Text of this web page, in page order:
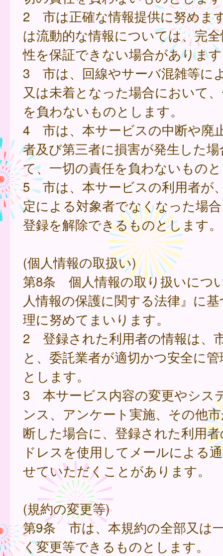
2 市は正確な情報提供に努めま
は流動的な情報については、完
性を保証できない場合がありま
3 市は、回線やサーバ混雑等に
又は未着となった場合において
を負わないものとします。
4 市は、本サービスの中断や廃
者及び第三者に損害が発生した
て、一切の責任を負わないもの
5 市は、本サービスの利用者が
定による対象者でなくなった場
登録を解除できるものとします。
(個人情報の取扱い)
第8条 個人情報の取り扱いにつ
人情報の保護に関する法律』に
理に努めてまいります。
2 登録された利用者の情報は、
と、委託業者が適切かつ安全に
とします。
3 本サービス内容の変更やシス
ンス、アンケート実施、その他
断した場合に、登録された利用
ドレスを使用してメールによる
せていただくことがあります。
(規約の変更等)
第9条 市は、本規約の全部又は
く変更等できるものとします。